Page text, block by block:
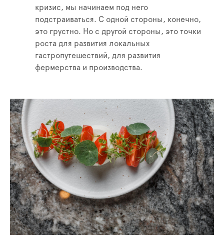
кризис, мы начинаем под него
подстраиваться. С одной стороны, конечно,
это грустно. Но с другой стороны, это точки
роста для развития локальных
гастропутешествий, для развития
фермерства и производства.